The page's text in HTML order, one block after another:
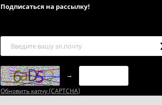
Подписаться на рассылкy!
→
Обновить капчу (CAPTCHA)